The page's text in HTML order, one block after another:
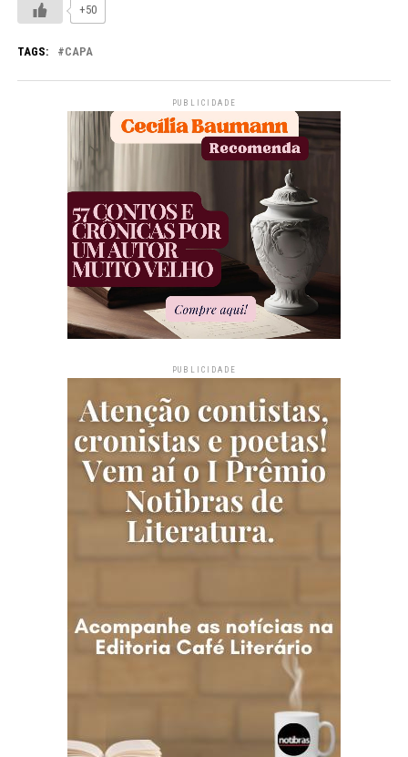
+50
TAGS: CAPA
PUBLICIDADE
PUBLICIDADE